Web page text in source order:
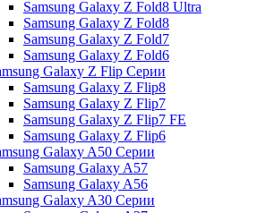
Samsung Galaxy Z Fold8 Ultra
Samsung Galaxy Z Fold8
Samsung Galaxy Z Fold7
Samsung Galaxy Z Fold6
Galaxy Z Flip Серии
Samsung Galaxy Z Flip8
Samsung Galaxy Z Flip7
Samsung Galaxy Z Flip7 FE
Samsung Galaxy Z Flip6
Galaxy A50 Серии
Samsung Galaxy A57
Samsung Galaxy A56
Galaxy A30 Серии